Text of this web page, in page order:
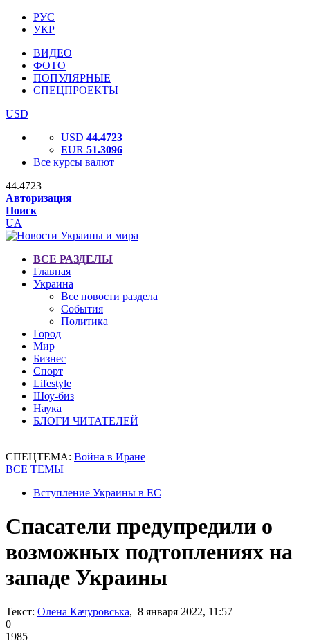
РУС
УКР
ВИДЕО
ФОТО
ПОПУЛЯРНЫЕ
СПЕЦПРОЕКТЫ
USD
USD 44.4723
EUR 51.3096
Все курсы валют
44.4723
Авторизация
Поиск
UA
ВСЕ РАЗДЕЛЫ
Главная
Украина
Все новости раздела
События
Политика
Город
Мир
Бизнес
Спорт
Lifestyle
Шоу-биз
Наука
БЛОГИ ЧИТАТЕЛЕЙ
СПЕЦТЕМА: Война в Иране
ВСЕ ТЕМЫ
Вступление Украины в ЕС
Спасатели предупредили о
возможных подтоплениях на
западе Украины
Текст: Олена Качуровська, 8 января 2022, 11:57
0
1985